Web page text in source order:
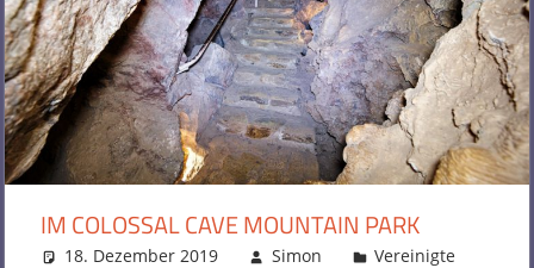
IM COLOSSAL CAVE MOUNTAIN PARK
18. Dezember 2019 Simon
Vereinigte